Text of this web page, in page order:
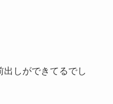
しができてるでし